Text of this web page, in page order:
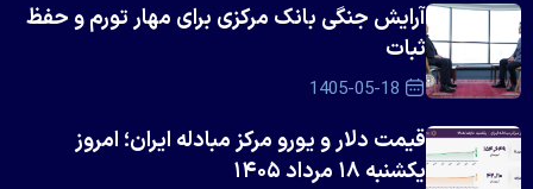
آرایش جنگی بانک مرکزی برای مهار تورم و حفظ
ثبات
1405-05-18
قیمت دلار و یورو مرکز مبادله ایران؛ امروز
یکشنبه ۱۸ مرداد ۱۴۰۵